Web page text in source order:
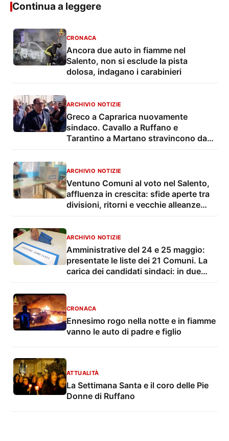
Continua a leggere
CRONACA
Ancora due auto in fiamme nel
Salento, non si esclude la pista
dolosa, indagano i carabinieri
ARCHIVIO NOTIZIE
Greco a Caprarica nuovamente
sindaco. Cavallo a Ruffano e
Tarantino a Martano stravincono da
ARCHIVIO NOTIZIE
Ventuno Comuni al voto nel Salento,
affluenza in crescita: sfide aperte tra
divisioni, ritorni e vecchie alleanze
ARCHIVIO NOTIZIE
Amministrative del 24 e 25 maggio:
presentate le liste dei 21 Comuni. La
carica dei candidati sindaci: in due
CRONACA
Ennesimo rogo nella notte e in fiamme
vanno le auto di padre e figlio
ATTUALITÀ
La Settimana Santa e il coro delle Pie
Donne di Ruffano